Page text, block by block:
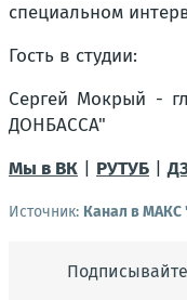
специальном
Гость в студии:
Сергей Мокрый -
ДОНБАССА"
Мы в ВК
РУТУБ |
Источник: Канал в МАКС